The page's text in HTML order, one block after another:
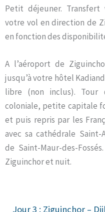
Petit déjeuner. Transfert
votre vol en direction de
en fonction des
A l’aéroport de
jusqu’à votre hôtel
libre (non inclus). Tour
coloniale, petite capitale
et puis repris par les
avec sa cathédrale Saint-
de Saint-Maur-des-
Ziguinchor et nuit.
Jour 3 : Ziguinchor –